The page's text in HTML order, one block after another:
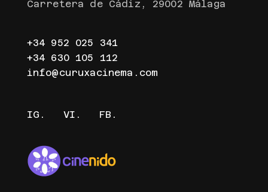
Carretera de Cádiz, 29002 Málaga
+34 952 025 341
+34 630 105 112
info@curuxacinema.com
IG. VI. FB.